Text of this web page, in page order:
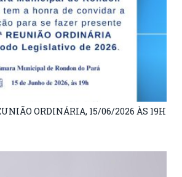
ORDINÁRIA, 15/06/2026 ÀS 19H